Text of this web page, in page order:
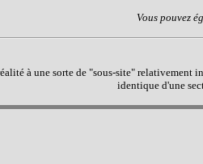
Vous pouvez
à une sorte de "sous-site" relativement
identique d'une